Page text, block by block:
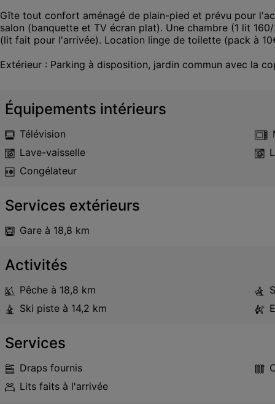
Gîte tout confort aménagé de plain-pied et prévu pour
salon (banquette et TV écran plat). Une chambre (1 lit
(lit fait pour l'arrivée). Location linge de toilette (pack à
Extérieur : Parking à disposition, jardin commun avec la
Équipements intérieurs
Télévision
Lave-vaisselle
Congélateur
Services extérieurs
Gare à 18,8 km
Activités
Pêche à 18,8 km
Ski piste à 14,2 km
Services
Draps fournis
Lits faits à l'arrivée